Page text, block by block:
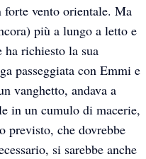
forte vento orientale. Ma
più a lungo a letto e
richiesto la sua
passeggiata con Emmi e
vanghetto, andava a
in un cumulo di macerie,
previsto, che dovrebbe
si sarebbe anche